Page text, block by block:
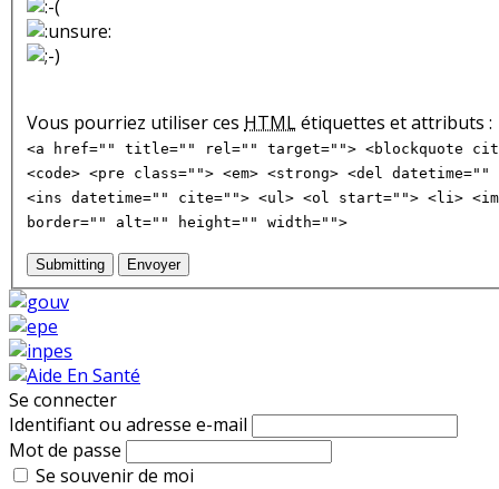
Vous pourriez utiliser ces HTMLétiquettes et attributs :
<a href="" title="" rel="" target=""> <blockquote
<code> <pre class=""> <em> <strong> <del
<ins datetime="" cite=""> <ul> <ol start=""> <li>
border="" alt="" height="" width="">
Submitting Envoyer
Se connecter
Identifiant ou adresse e-mail
Mot de passe
Se souvenir de moi